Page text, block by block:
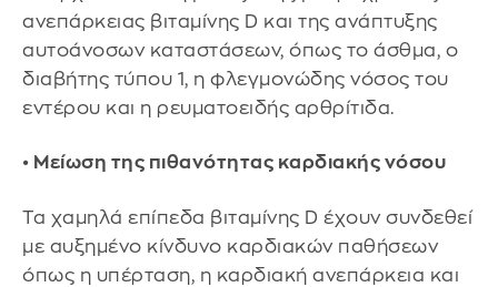
ανεπάρκειας βιταμίνης D και της ανάπτυξης
αυτοάνοσων καταστάσεων, όπως το άσθμα, ο
διαβήτης τύπου 1, η φλεγμονώδης νόσος του
εντέρου και η ρευματοειδής αρθρίτιδα.
• Μείωση της πιθανότητας καρδιακής νόσου
Τα χαμηλά επίπεδα βιταμίνης D έχουν συνδεθεί
με αυξημένο κίνδυνο καρδιακών παθήσεων
όπως η υπέρταση, η καρδιακή ανεπάρκεια και